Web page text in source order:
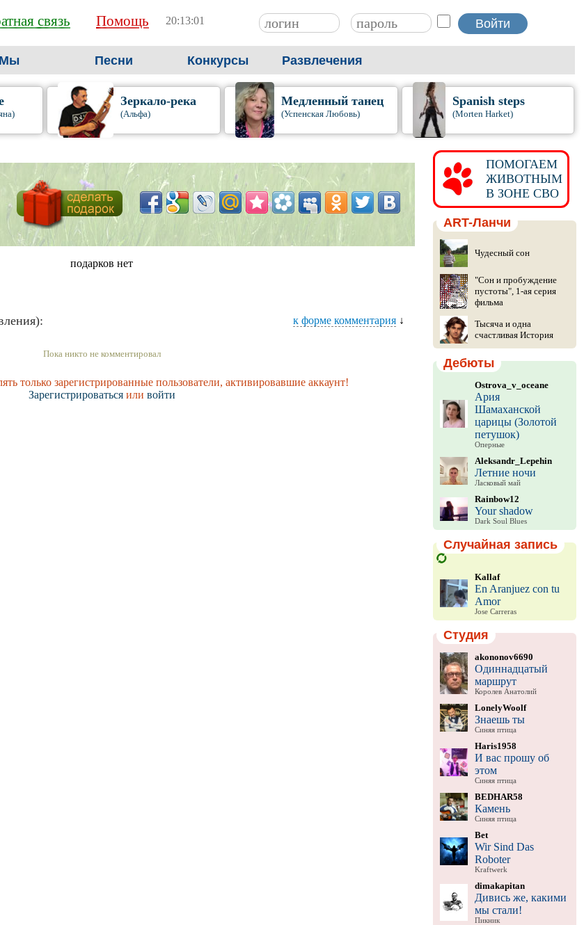
связь Помощь 20:13:02
Мы Песни Конкурсы Развлечения
Зеркало-река
(Альфа)
Медленный танец
(Успенская Любовь)
Spanish steps
(Morten Harket)
подарков нет
к форме комментария↓
Пока никто не комментировал
только зарегистрированные пользователи, активировавшие аккаунт!
Зарегистрироватьсяили войти
ПОМОГАЕМ
ЖИВОТНЫМ
В ЗОНЕ СВО
ART-Ланчи
Чудесный сон
"Сон и пробуждение
пустоты", 1-ая серия
фильма
Тысяча и одна
счастливая История
Дебюты
Ostrova_v_oceane
Ария
Шамаханской
царицы (Золотой
петушок)
Оперные
Aleksandr_Lepehin
Летние ночи
Ласковый май
Rainbow12
Your shadow
Dark Soul Blues
Случайная запись
Kallaf
En Aranjuez con tu
Amor
Jose Carreras
Студия
akononov6690
Одиннадцатый
маршрут
Королев Анатолий
LonelyWoolf
Знаешь ты
Синяя птица
Haris1958
И вас прошу об
этом
Синяя птица
BEDHAR58
Камень
Синяя птица
Bet
Wir Sind Das
Roboter
Kraftwerk
dimakapitan
Дивись же, какими
мы стали!
Пикник